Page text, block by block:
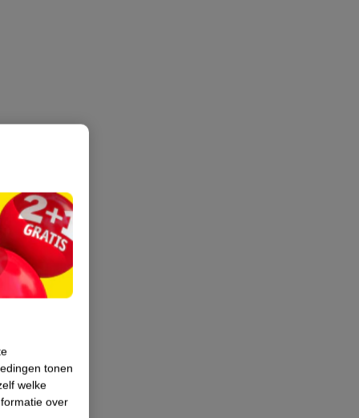
tonen
welke
over